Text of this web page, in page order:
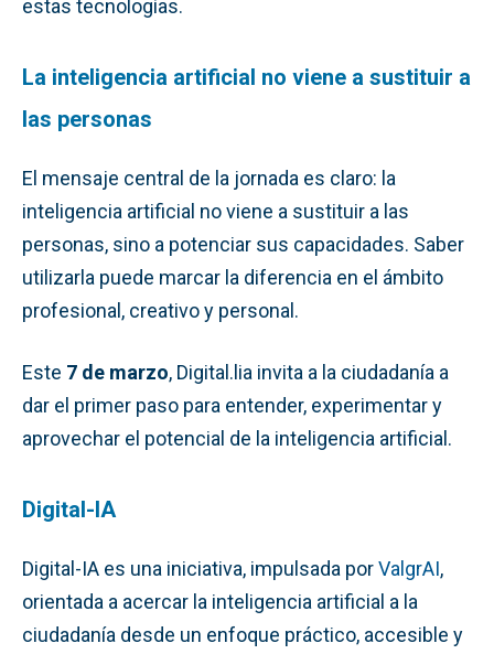
estas tecnologías.
La inteligencia artificial no viene a sustituir a
las personas
El mensaje central de la jornada es claro: la
inteligencia artificial no viene a sustituir a las
personas, sino a potenciar sus capacidades. Saber
utilizarla puede marcar la diferencia en el ámbito
profesional, creativo y personal.
Este 7 de marzo, Digital.lia invita a la ciudadanía a
dar el primer paso para entender, experimentar y
aprovechar el potencial de la inteligencia artificial.
Digital-IA
Digital-IA es una iniciativa, impulsada porValgrAI,
orientada a acercar la inteligencia artificial a la
ciudadanía desde un enfoque práctico, accesible y